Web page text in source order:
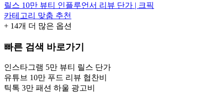
릴스 10만 뷰티 인플루언서 리뷰 단가 | 크픽
카테고리 맞춤 추천
+ 14개 더 많은 옵션
빠른 검색 바로가기
인스타그램 5만 뷰티 릴스 단가
유튜브 10만 푸드 리뷰 협찬비
틱톡 3만 패션 하울 광고비